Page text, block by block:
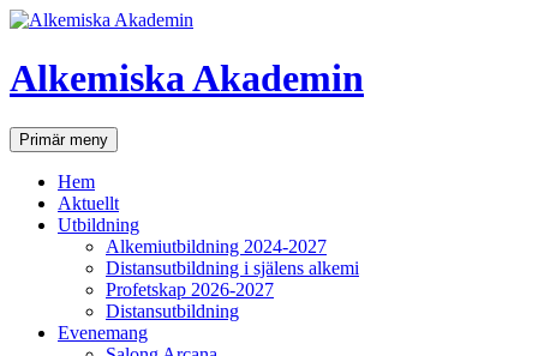
Hoppa
innehåll
Alkemiska Akademin
SökPrimär meny
Hem
Aktuellt
Utbildning
Alkemiutbildning 2024-2027
Distansutbildning i själens alkemi
Profetskap 2026-2027
Distansutbildning
Evenemang